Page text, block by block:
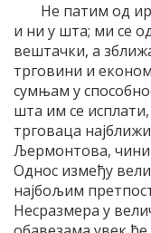
Не патим од
и ни у шта; ми се
вештачки, а
трговини и
сумњам у
шта им се
трговаца
Љермонтова, чини
Однос између
најбољим
Несразмера у